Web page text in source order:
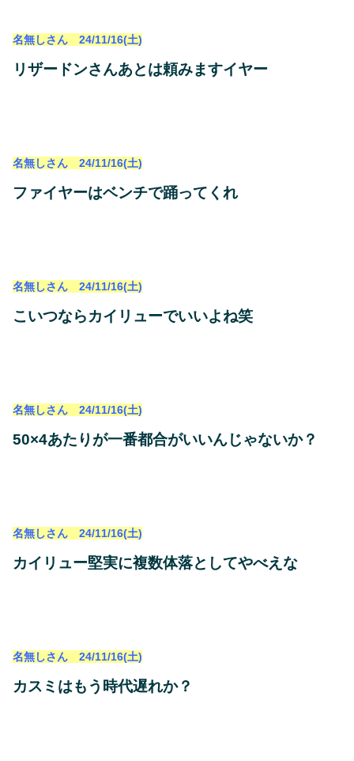
名無しさん 24/11/16(土)
リザードンさんあとは頼みますイヤー
名無しさん 24/11/16(土)
ファイヤーはベンチで踊ってくれ
名無しさん 24/11/16(土)
こいつならカイリューでいいよね笑
名無しさん 24/11/16(土)
50×4あたりが一番都合がいいんじゃないか？
名無しさん 24/11/16(土)
カイリュー堅実に複数体落としてやべえな
名無しさん 24/11/16(土)
カスミはもう時代遅れか？